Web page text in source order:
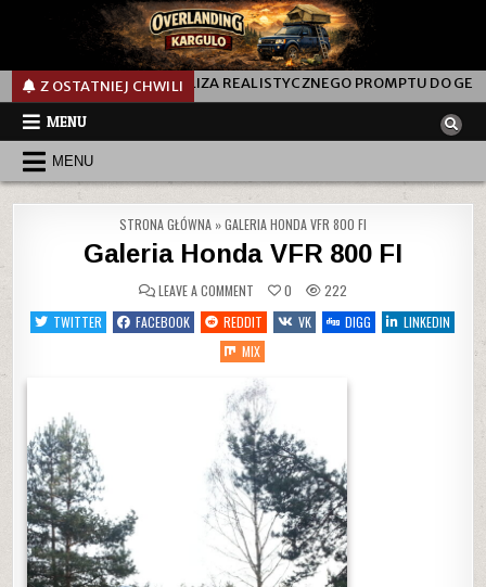
Z OSTATNIEJ CHWILI
ANALIZA REALISTYCZNEGO PROMPTU DO GENEROWANIA
MENU
MENU
STRONA GŁÓWNA »GALERIA HONDA VFR 800 FI
Galeria Honda VFR 800 FI
LEAVE A COMMENT
GALERIA
HONDA
VFR
800
FI
0
222
TWITTER
FACEBOOK REDDIT VK DIGG
LINKEDIN
MIX